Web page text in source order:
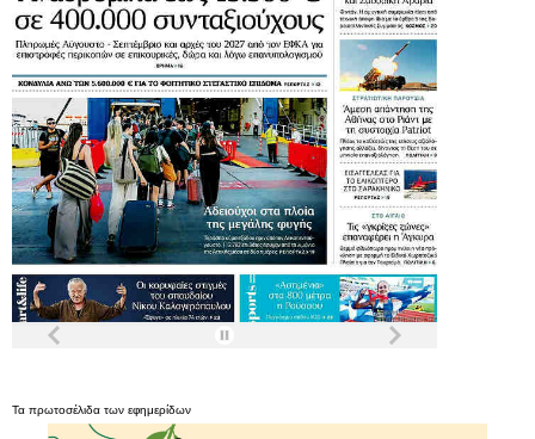
Τα πρωτοσέλιδα των εφημερίδων